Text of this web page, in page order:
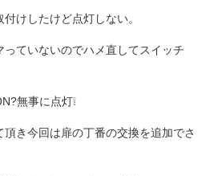
けしたけど点灯しない。
ていないのでハメ直してスイッチ
無事に点灯❕
き今回は扉の丁番の交換を追加でさ